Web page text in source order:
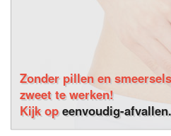
Zonder pillen en
zweet te werken!
Kijk opeenvoudig-